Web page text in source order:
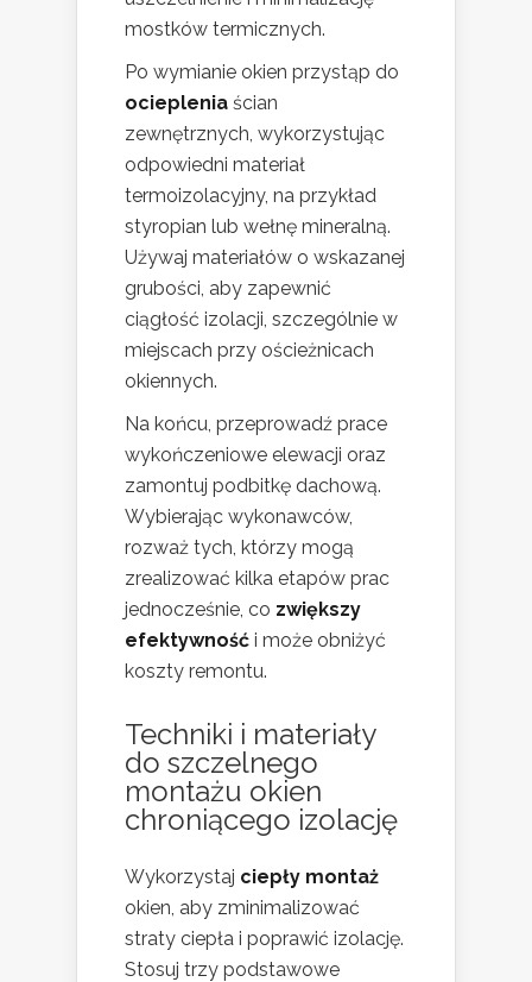
mostków termicznych.
Po wymianie okien przystąp do
ocieplenia ścian
zewnętrznych, wykorzystując
odpowiedni materiał
termoizolacyjny, na przykład
styropian lub wełnę mineralną.
Używaj materiałów o wskazanej
grubości, aby zapewnić
ciągłość izolacji, szczególnie w
miejscach przy ościeżnicach
okiennych.
Na końcu, przeprowadź prace
wykończeniowe elewacji oraz
zamontuj podbitkę dachową.
Wybierając wykonawców,
rozważ tych, którzy mogą
zrealizować kilka etapów prac
jednocześnie, co zwiększy
efektywność i może obniżyć
koszty remontu.
Techniki i materiały
do szczelnego
montażu okien
chroniącego izolację
Wykorzystaj ciepły montaż
okien, aby zminimalizować
straty ciepła i poprawić izolację.
Stosuj trzy podstawowe